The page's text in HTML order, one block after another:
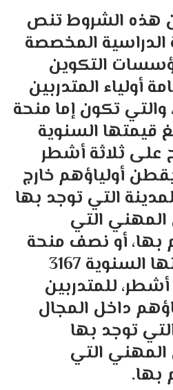
هذه الشروط تنص
المخصصة
التكوين
أولياء المتدربين
تكون إما منحة
قيمتها السنوية
على ثلاثة أشطر
أولياؤهم خارج
التي توجد بها
التي
بها، أو نصف منحة
دراسية تبلغ قيمتها السنوية 3167
للمتدربين
داخل المجال
توجد بها
التي
بها.